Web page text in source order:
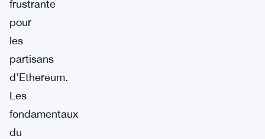
frustrante
pour
les
partisans
d’Ethereum.
Les
fondamentaux
du